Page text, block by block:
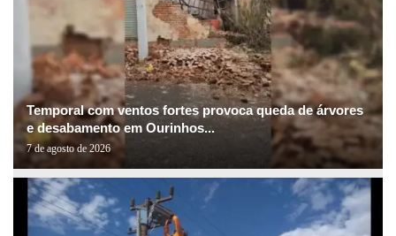
Temporal com ventos fortes provoca queda de árvores
e desabamento em Ourinhos...
7 de agosto de 2026